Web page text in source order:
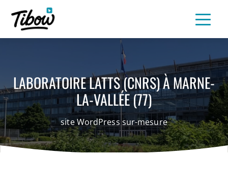
LABORATOIRE LATTS (CNRS) À MARNE-
LA-VALLÉE (77)
site WordPress sur-mesure